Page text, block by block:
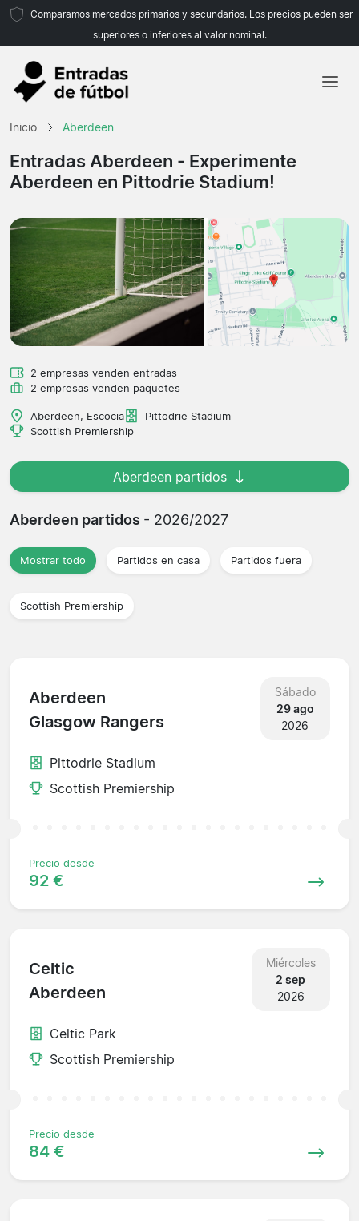
Comparamos mercados primarios y secundarios. Los precios pueden ser
superiores o inferiores al valor nominal.
Equipos
Ligas
Inicio Aberdeen
Entradas Aberdeen - Experimente
Aberdeen en Pittodrie Stadium!
2 empresas venden entradas
2 empresas venden paquetes
Aberdeen, Escocia
Pittodrie Stadium
Scottish Premiership
Aberdeen partidos
Aberdeen partidos - 2026/2027
Mostrar todo Partidos en casa Partidos fuera
Scottish Premiership
Aberdeen
Glasgow Rangers
Sábado
29 ago
2026
Pittodrie Stadium
Scottish Premiership
Precio desde
92 €
Celtic
Aberdeen
Miércoles
2 sep
2026
Celtic Park
Scottish Premiership
Precio desde
84 €